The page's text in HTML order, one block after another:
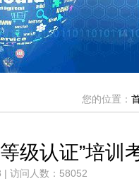
您的位置：
级认证”培训
| 访问人数：58052